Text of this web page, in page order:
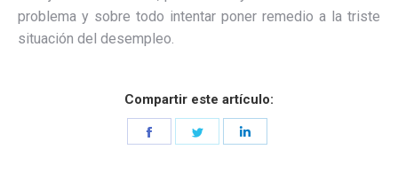
problema y sobre todo intentar poner remedio a la triste
situación del desempleo.
Compartir este artículo:
Share